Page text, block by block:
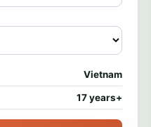
Vietnam
17 years+